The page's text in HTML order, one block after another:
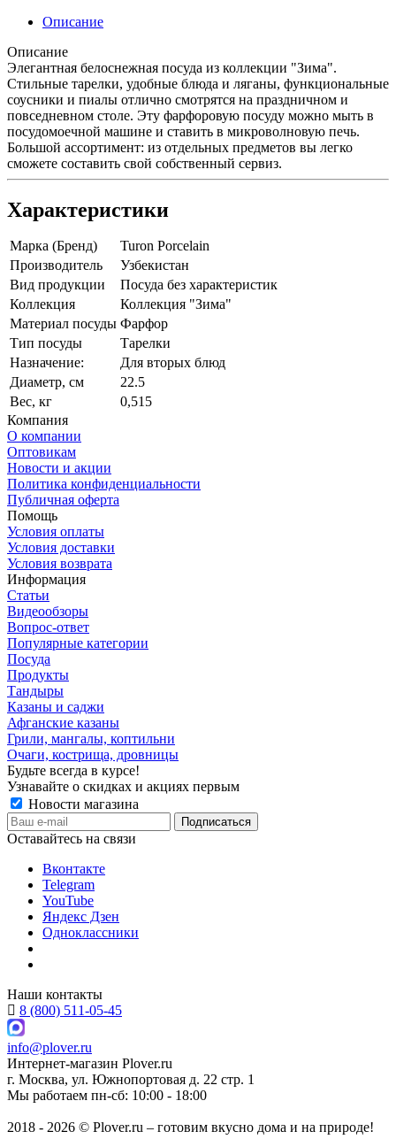
Описание
Описание
Элегантная белоснежная посуда из коллекции "Зима".
Стильные тарелки, удобные блюда и ляганы, функциональные
соусники и пиалы отлично смотрятся на праздничном и
повседневном столе. Эту фарфоровую посуду можно мыть в
посудомоечной машине и ставить в микроволновую печь.
Большой ассортимент: из отдельных предметов вы легко
сможете составить свой собственный сервиз.
Характеристики
Марка (Бренд)
Turon Porcelain
Производитель
Узбекистан
Вид продукции
Посуда без характеристик
Коллекция
Коллекция "Зима"
Материал посуды Фарфор
Тип посуды
Тарелки
Назначение:
Для вторых блюд
Диаметр, см
22.5
Вес, кг
0,515
Компания
О компании
Оптовикам
Новости и акции
Политика конфиденциальности
Публичная оферта
Помощь
Условия оплаты
Условия доставки
Условия возврата
Информация
Статьи
Видеообзоры
Вопрос-ответ
Популярные категории
Посуда
Продукты
Тандыры
Казаны и саджи
Афганские казаны
Грили, мангалы, коптильни
Очаги, кострища, дровницы
Будьте всегда в курсе!
Узнавайте о скидках и акциях первым
Новости магазина
Оставайтесь на связи
Вконтакте
Telegram
YouTube
Яндекс Дзен
Одноклассники
Наши контакты
8 (800) 511-05-45
info@plover.ru
Интернет-магазин Plover.ru
г. Москва, ул. Южнопортовая д. 22 стр. 1
Мы работаем пн-сб: 10:00 - 18:00
2018 - 2026 © Plover.ru – готовим вкусно дома и на природе!